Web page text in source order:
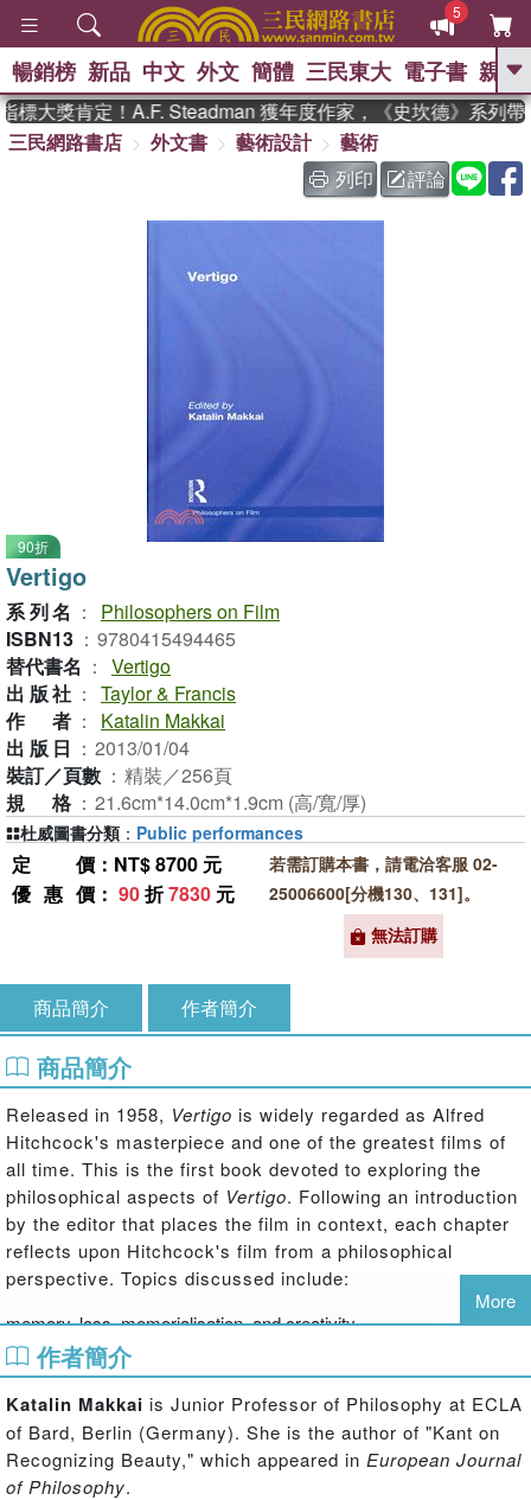
5
GO
熱搜： 東野圭吾 、
The Odyssey 、 父親節 、 如果歷
史是一群喵 、 暑期推薦 、 國際布克
獎 臺灣漫遊錄 、 方念華
偉大的迷走神經
暢銷榜 新品 中文 外文 簡體 三民東大 電子書 親子
大獎肯定！A.F. Steadman 獲年度作家，《史坎德》系列帶
三民網路書店
外文書 藝術設計
藝術
列印
評論
90折
Vertigo
系列名 ：
Philosophers on Film
ISBN13 ： 9780415494465
替代書名 ： Vertigo
出版社 ： Taylor & Francis
作者 ：
Katalin Makkai
出版日 ： 2013/01/04
裝訂／頁數 ： 精裝／256頁
規格 ： 21.6cm*14.0cm*1.9cm (高/寬/厚)
定價 ：NT$ 8700 元
優惠價 ： 90折7830 元
若需訂購本書，請電洽客服 02-
25006600[分機130、131]。
無法訂購
杜威圖書分類 ： Public performances
商品簡介 作者簡介
商品簡介
Released in 1958, Vertigo is widely regarded as Alfred
Hitchcock's masterpiece and one of the greatest films of
all time. This is the first book devoted to exploring the
philosophical aspects of Vertigo. Following an introduction
by the editor that places the film in context, each chapter
reflects upon Hitchcock's film from a philosophical
perspective. Topics discussed include:
memory, loss, memorialisation, and creativity
mimetic or representational art and art as magic
the nature of romantic love
gender, sexual objectification, and identity
looking, "the gaze", and voyeurism
film and psychoanalysis
fantasy, illusion, and reality
More
作者簡介
Katalin Makkai is Junior Professor of Philosophy at ECLA
of Bard, Berlin (Germany). She is the author of "Kant on
Recognizing Beauty," which appeared in European Journal
of Philosophy.